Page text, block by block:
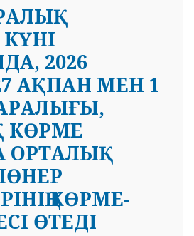
2026
АҚПАН МЕН 1
КӨРМЕ
ОРТАЛЫҚ
КӨРМЕ-
ӨТЕДІ